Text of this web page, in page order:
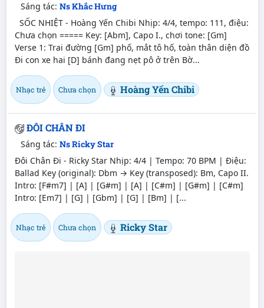
Sáng tác: Ns Khắc Hưng
SỐC NHIỆT - Hoàng Yến Chibi Nhịp: 4/4, tempo: 111, điệu:
Chưa chọn ===== Key: [Abm], Capo I., chơi tone: [Gm]
Verse 1: Trai đường [Gm] phố, mắt tô hố, toàn thân diện đồ
Đi con xe hai [D] bánh đang nẹt pô ở trên Bờ...
Nhạc trẻ Chưa chọn Hoàng Yến Chibi
ĐÔI CHÂN ĐI
Sáng tác: Ns Ricky Star
Đôi Chân Đi - Ricky Star Nhịp: 4/4 | Tempo: 70 BPM | Điệu:
Ballad Key (original): Dbm → Key (transposed): Bm, Capo II.
Intro: [F#m7] | [A] | [G#m] | [A] | [C#m] | [G#m] | [C#m]
Intro: [Em7] | [G] | [Gbm] | [G] | [Bm] | [...
Nhạc trẻ Chưa chọn Ricky Star